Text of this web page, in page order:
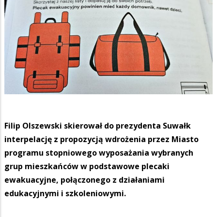
Filip Olszewski skierował do prezydenta Suwałk
interpelację z propozycją wdrożenia przez Miasto
programu stopniowego wyposażania wybranych
grup mieszkańców w podstawowe plecaki
ewakuacyjne, połączonego z działaniami
edukacyjnymi i szkoleniowymi.